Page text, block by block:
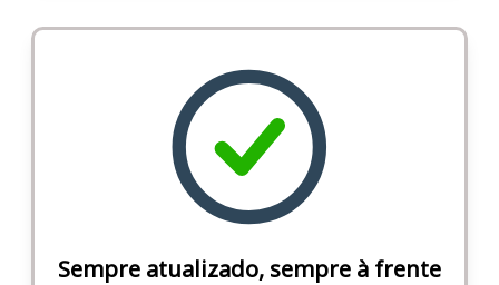
Sempre atualizado, sempre à frente